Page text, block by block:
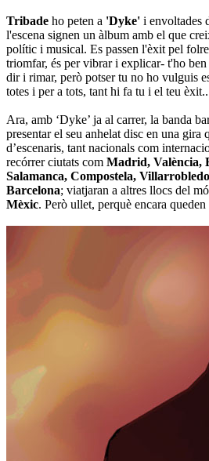
Tribade ho peten a 'Dyke' i envoltades
l'escena signen un àlbum amb el que
polític i musical. Es passen l'èxit pel
triomfar, és per vibrar i explicar- t'ho ben
dir i rimar, però potser tu no ho vulguis
totes i per a tots, tant hi fa tu i el teu
Ara, amb ‘Dyke’ ja al carrer, la banda
presentar el seu anhelat disc en una gira
d’escenaris, tant nacionals com
recórrer ciutats com Madrid, València,
Salamanca, Compostela,
Barcelona; viatjaran a altres llocs del
Mèxic. Però ullet, perquè encara